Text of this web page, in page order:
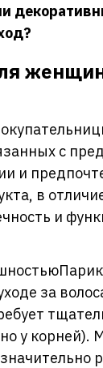
с
и
в
и
за
у